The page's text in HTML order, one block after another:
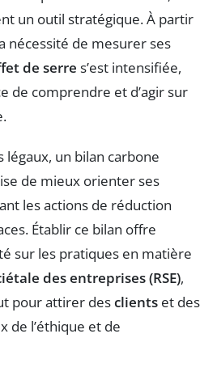
un outil stratégique. À partir
nécessité de mesurer ses
de serre s’est intensifiée,
de comprendre et d’agir sur
un bilan carbone
de mieux orienter ses
les actions de réduction
Établir ce bilan offre
sur les pratiques en matière
des entreprises (RSE),
pour attirer desclients et des
de l’éthique et de